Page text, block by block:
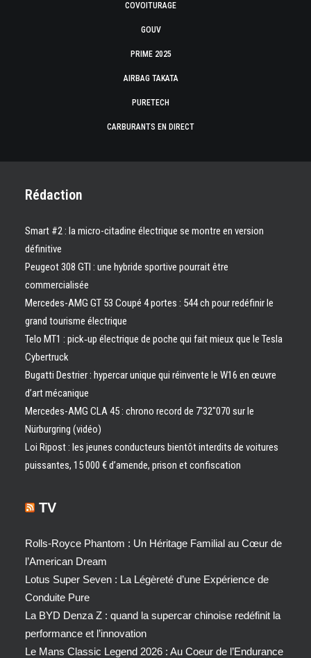
COVOITURAGE
GOUV
PRIME 2025
AIRBAG TAKATA
PURETECH
CARBURANTS EN DIRECT
Rédaction
Smart #2 : la micro-citadine électrique se montre en version
définitive
Peugeot 308 GTI : une hybride sportive pourrait être
commercialisée
Mercedes-AMG GT 53 Coupé 4 portes : 544 ch pour redéfinir le
grand tourisme électrique
Telo MT1 : pick‑up électrique de poche qui fait mieux que le Tesla
Cybertruck
Bugatti Destrier : hypercar unique qui réinvente le W16 en œuvre
d’art mécanique
Mercedes-AMG CLA 45 : chrono record de 7’32″070 sur le
Nürburgring (vidéo)
Loi Ripost : les jeunes conducteurs bientôt interdits de voitures
puissantes, 15 000 € d’amende, prison et confiscation
TV
Rolls-Royce Phantom : Un Héritage Familial au Cœur de
l’American Dream
Lotus Super Seven : La Légèreté d’une Expérience de
Conduite Pure
La BYD Denza Z : quand la supercar chinoise redéfinit la
performance et l’innovation
Le Mans Classic Legend 2026 : Au Coeur de l’Endurance